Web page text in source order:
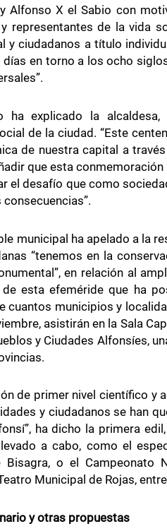
Alfonso X el Sabio con
representantes de la vida
y ciudadanos a título
en torno a los ocho
ha explicado la
de la ciudad. “Este
de nuestra capital a
que esta
el desafío que como
municipal ha apelado a la
“tenemos en la
en relación al
esta efeméride que ha
cuantos municipios y
asistirán en la Sala
y Ciudades Alfonsíes,
de primer nivel científico y
y ciudadanos se han
ha dicho la primera
a cabo, como el
o el Campeonato
Municipal de Rojas,
y otras propuestas